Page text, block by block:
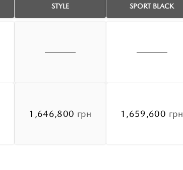
STYLE SPORT BLACK
1,646,800 грн 1,659,600 грн